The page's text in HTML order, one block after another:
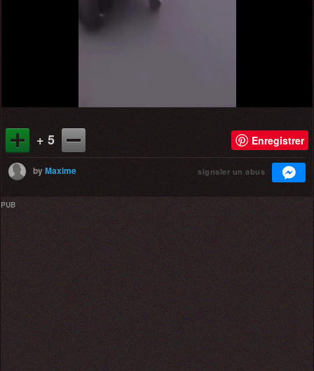
Video
+ 5 Enregistrer
byMaxime signaler un abus
PUB